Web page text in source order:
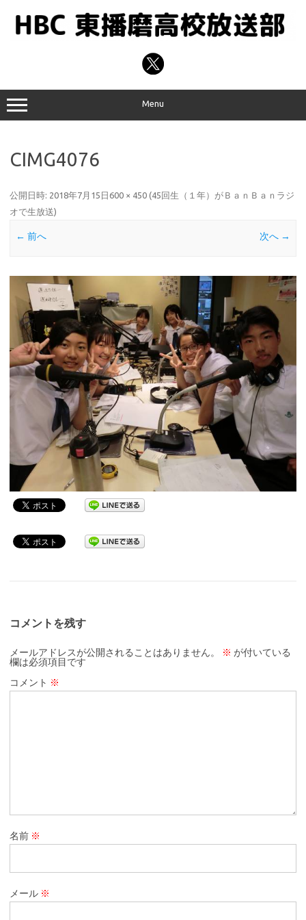
プ
Menu
CIMG4076
公開日時: 2018年7月15日 600 × 450 (45回生（１年）がＢａｎＢａｎラジ
オで生放送)
← 前へ 次へ →
コメントを残す
メールアドレスが公開されることはありません。 ※ が付いている
欄は必須項目です
コメント ※
名前 ※
メール ※